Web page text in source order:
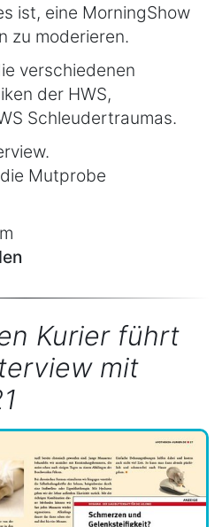
ist, eine MorningShow
zu moderieren.
verschiedenen
der HWS,
Schleudertraumas.
Mutprobe
Kurier führt
mit